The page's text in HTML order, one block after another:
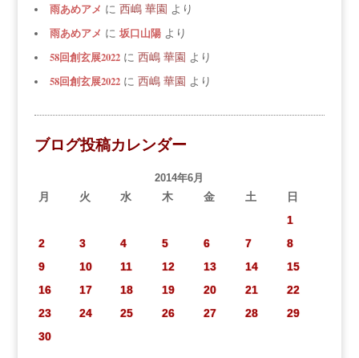
雨あめアメ に 西嶋 華園 より
雨あめアメ に 坂口山陽より
58回創玄展2022に 西嶋 華園 より
58回創玄展2022に 西嶋 華園 より
ブログ投稿カレンダー
2014年6月
月 火 水 木 金 土
日
1
2
3 4 5 6 7
8
9
10 11 12 13 14
15
16
17 18 19 20 21
22
23
24 25 26 27 28
29
30